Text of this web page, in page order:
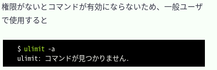
権限がないとコマンドが有効にならないため、一般ユーザ
で使用すると
$ ulimit -a